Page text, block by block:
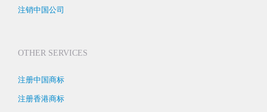
注销中国公司
OTHER SERVICES
注册中国商标
注册香港商标